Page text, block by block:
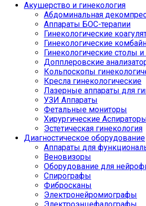
Акушерство и гинекология
Абдоминальная
Аппараты БОС-терапии
Гинекологические
Гинекологические
Гинекологические столы
Допплеровские
Кольпоскопы
Кресла гинекологические
Лазерные аппараты для
УЗИ Аппараты
Фетальные мониторы
Хирургические
Эстетическая гинекология
Диагностическое оборудование
Аппараты для
Веновизоры
Оборудование для
Спирографы
Фибросканы
Электронейромиографы